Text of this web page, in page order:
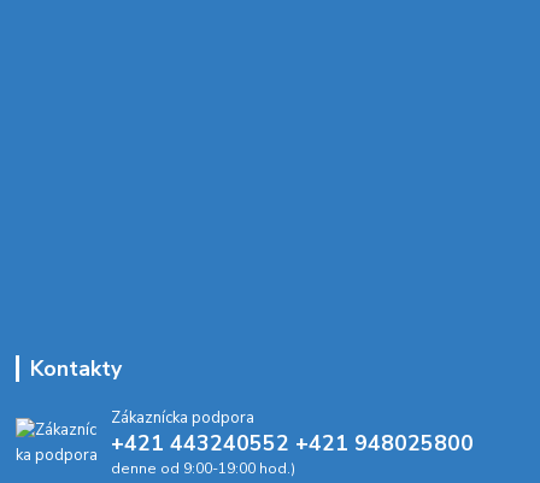
Kontakty
Zákaznícka podpora
+421 443240552 +421 948025800
denne od 9:00-19:00 hod.)